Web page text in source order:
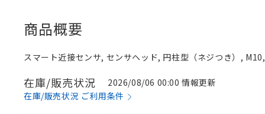
商品概要
スマート近接センサ, センサヘッド, 円柱型（ネジつき）,
在庫/販売状況
2026/08/06 00:00 情報更新
在庫/販売状況 ご利用条件